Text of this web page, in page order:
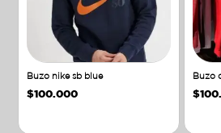
Buzo nike sb blue
$100.000
Buzo
$